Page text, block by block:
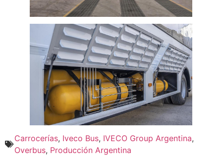
Carrocerías, Iveco Bus, IVECO Group Argentina,
Overbus, Producción Argentina